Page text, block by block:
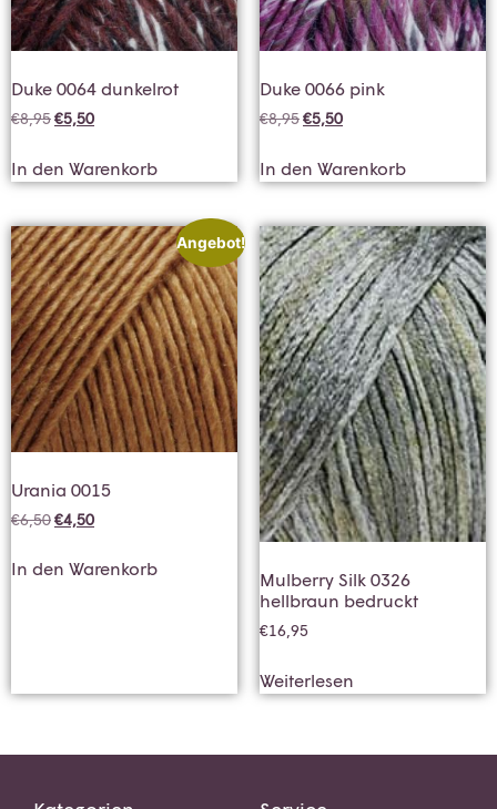
Duke 0064 dunkelrot
€8,95€5,50
In den Warenkorb
Duke 0066 pink
€8,95€5,50
In den Warenkorb
Angebot!
Urania 0015
€6,50€4,50
In den Warenkorb
Mulberry Silk 0326
hellbraun bedruckt
€16,95
Weiterlesen